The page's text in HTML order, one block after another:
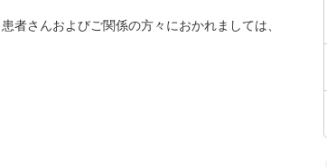
者さんおよびご関係の方々におかれましては、